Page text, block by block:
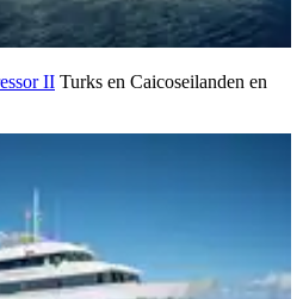
II Turks en Caicoseilanden en